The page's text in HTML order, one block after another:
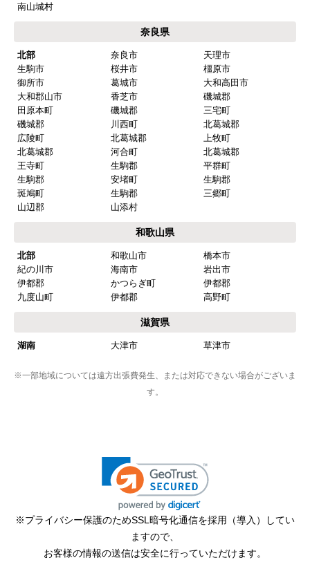
南山城村
奈良県
北部 奈良市
天理市
生駒市
桜井市
橿原市
御所市
葛城市
大和高田市
大和郡山市
香芝市
磯城郡
田原本町
磯城郡
三宅町
磯城郡
川西町
北葛城郡
広陵町
北葛城郡
上牧町
北葛城郡
河合町
北葛城郡
王寺町
生駒郡
平群町
生駒郡
安堵町
生駒郡
斑鳩町
生駒郡
三郷町
山辺郡
山添村
和歌山県
北部 和歌山市
橋本市
紀の川市
海南市
岩出市
伊都郡
かつらぎ町
伊都郡
九度山町
伊都郡 高野町
滋賀県
湖南 大津市 草津市
※一部地域については遠方出張費発生、または対応できない場合がございま
す。
※プライバシー保護のためSSL暗号化通信を採用（導入）してい
ますので、
お客様の情報の送信は安全に行っていただけます。